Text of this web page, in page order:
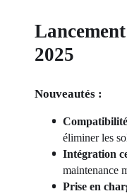
2025
Nouveautés :
éliminer les
Intégration
maintenance
Prise en